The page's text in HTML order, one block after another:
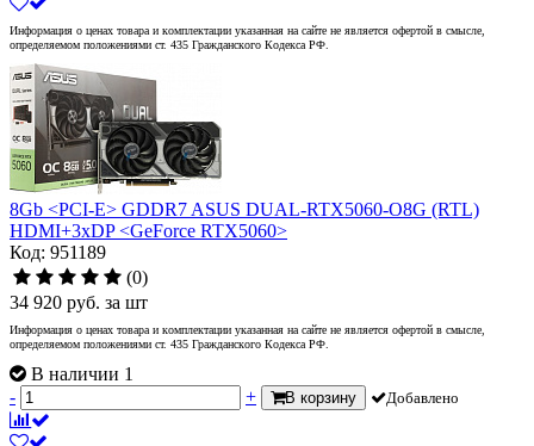
Информация о ценах товара и комплектации указанная на сайте не является офертой в смысле,
определяемом положениями ст. 435 Гражданского Кодекса РФ.
8Gb <PCI-E> GDDR7 ASUS DUAL-RTX5060-O8G (RTL)
HDMI+3xDP <GeForce RTX5060>
Код: 951189
(0)
34 920 руб. за шт
Информация о ценах товара и комплектации указанная на сайте не является офертой в смысле,
определяемом положениями ст. 435 Гражданского Кодекса РФ.
В наличии 1
-
+ В корзину Добавлено